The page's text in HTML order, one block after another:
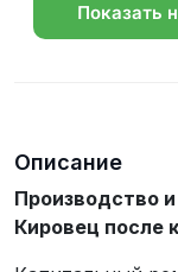
Показать
Описание
Производство
Кировец после